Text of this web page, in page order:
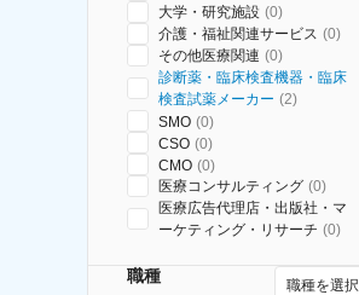
大学・研究施設 (0)
介護・福祉関連サービス (0)
その他医療関連 (0)
診断薬・臨床検査機器・臨床
検査試薬メーカー (2)
SMO (0)
CSO (0)
CMO (0)
医療コンサルティング (0)
医療広告代理店・出版社・マ
ーケティング・リサーチ (0)
職種 職種を選択